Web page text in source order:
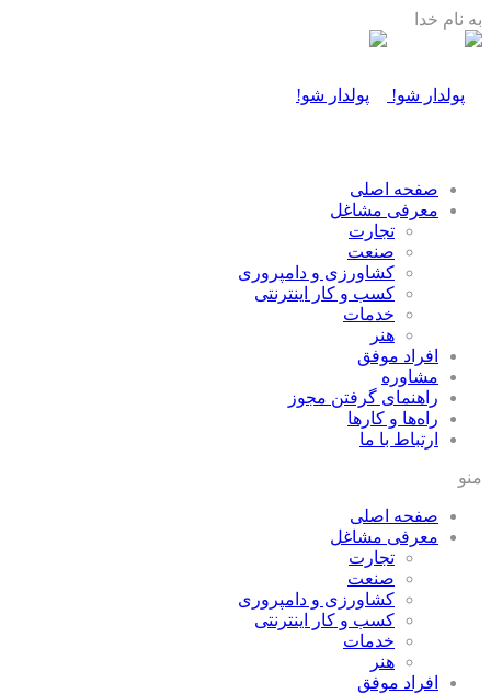
به نام خدا
صفحه اصلی
معرفی مشاغل
تجارت
صنعت
كشاورزی و دامپروری
كسب و كار اينترنتی
خدمات
هنر
افراد موفق
مشاوره
راهنمای گرفتن مجوز
راه‌ها و كارها
ارتباط با ما
منو
صفحه اصلی
معرفی مشاغل
تجارت
صنعت
كشاورزی و دامپروری
كسب و كار اينترنتی
خدمات
هنر
افراد موفق